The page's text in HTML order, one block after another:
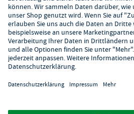
Digitaler Showroom
Hilfe